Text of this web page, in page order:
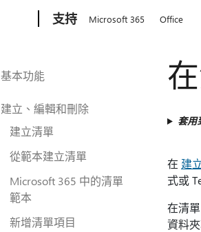
支持 Microsoft 365 Office
基本功能
建立、編輯和刪除
建立清單
從範本建立清單
Microsoft 365 中的清單
範本
新增清單項目
套用
在 建
式或
在清
資料